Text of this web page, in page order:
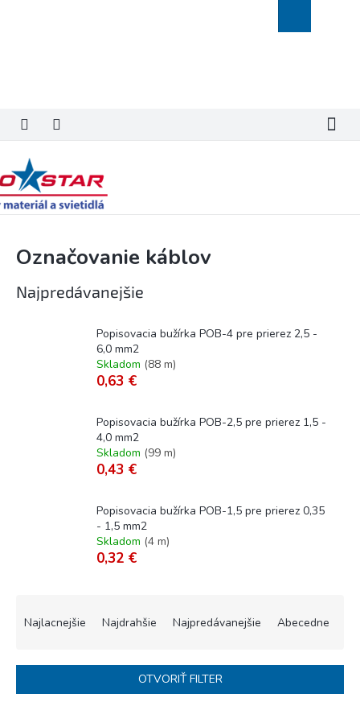
košík
Označovanie káblov
Najpredávanejšie
Popisovacia bužírka POB-4 pre prierez 2,5 -
6,0 mm2
Skladom (88 m)
0,63 €
Popisovacia bužírka POB-2,5 pre prierez 1,5 -
4,0 mm2
Skladom (99 m)
0,43 €
Popisovacia bužírka POB-1,5 pre prierez 0,35
- 1,5 mm2
Skladom (4 m)
0,32 €
i
Najlacnejšie Najdrahšie Najpredávanejšie Abecedne
OTVORIŤ FILTER